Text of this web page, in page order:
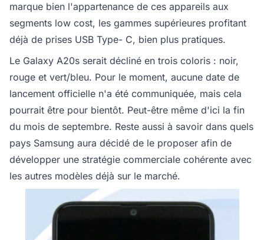
marque bien l'appartenance de ces appareils aux
segments low cost, les gammes supérieures profitant
déjà de prises USB Type- C, bien plus pratiques.
Le Galaxy A20s serait décliné en trois coloris : noir,
rouge et vert/bleu. Pour le moment, aucune date de
lancement officielle n'a été communiquée, mais cela
pourrait être pour bientôt. Peut-être même d'ici la fin
du mois de septembre. Reste aussi à savoir dans quels
pays Samsung aura décidé de le proposer afin de
développer une stratégie commerciale cohérente avec
les autres modèles déjà sur le marché.